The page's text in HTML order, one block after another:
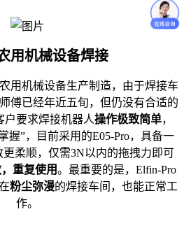
用机械设备焊接
用机械设备生产制造，由于焊接车
傅已经年近五旬，但仍没有合适的
户要求焊接机器人操作极致简单，
握”，目前采用的E05-Pro，具备一
柔顺，仅需3N以内的拖拽力即可
重复使用。最重要的是，Elfin-Pro
粉尘弥漫的焊接车间，也能正常工
作。